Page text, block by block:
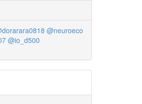
@neuroeco
@io_d500